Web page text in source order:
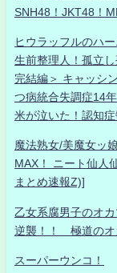
SNH48！JKT48！
ヒウラッフルのハ
生前整理人！孤立
完結編＞ キャッシ
つ病統合失調症14
米が泣いた！認知
魔法熟女/美魔女ッ
MAX！ ニート仙人
まとめ速報Z)]
乙女系腐男子のオ
逆襲！！ 極道のオ
スーパーウンコ！